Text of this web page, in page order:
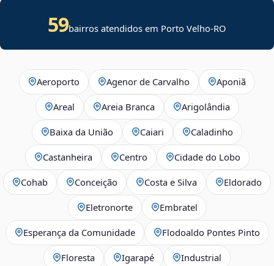
59bairros atendidos em Porto Velho-RO
Aeroporto Agenor de Carvalho Aponiã
Areal Areia Branca Arigolândia
Baixa da União Caiari Caladinho
Castanheira Centro Cidade do Lobo
Cohab Conceição Costa e Silva Eldorado
Eletronorte Embratel
Esperança da Comunidade Flodoaldo Pontes Pinto
Floresta Igarapé Industrial